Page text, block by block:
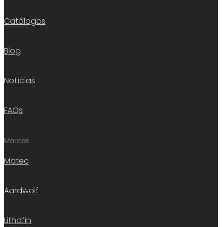
Catálogos
Blog
Notícias
FAQs
Marcas
Matec
Aardwolf
Lithofin